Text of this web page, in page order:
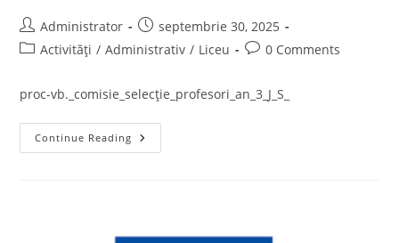
Post
author:
Administrator
Post
published:
septembrie 30, 2025
PostActivități / Administrativ / Liceu
Post0 Comments
proc-vb._comisie_selecție_profesori_an_3_J_S_
Continue Reading REZULTATE
–